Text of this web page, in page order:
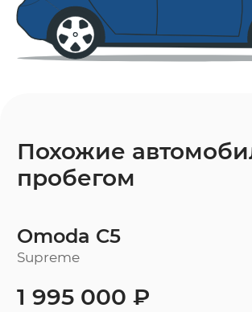
Похожие
пробегом
Omoda C5
Supreme
1 995 000 ₽